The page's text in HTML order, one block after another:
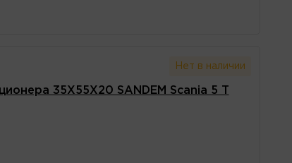
Нет в наличии
35X55X20 SANDEM Scania 5 T